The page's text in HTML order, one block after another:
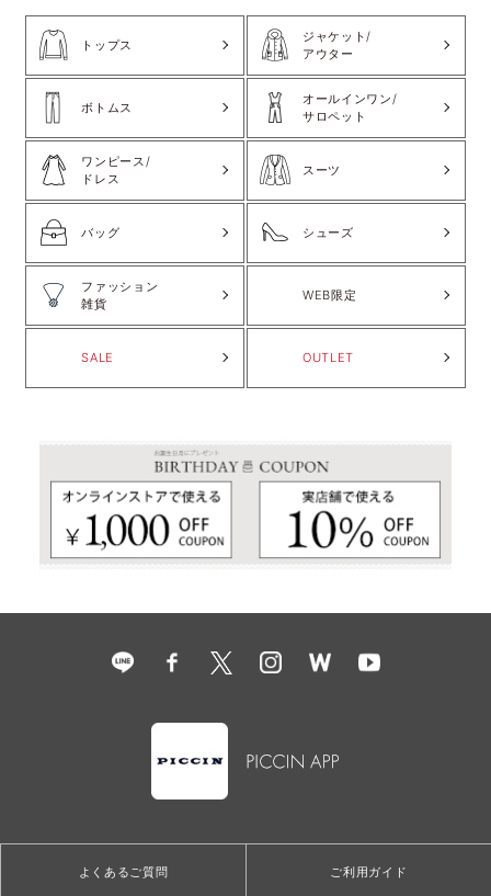
トップス
ジャケット/
アウター
ボトムス
オールインワン/
サロペット
ワンピース/
ドレス
スーツ
バッグ シューズ
ファッション
雑貨
WEB限定
SALE OUTLET
よくあるご質問 ご利用ガイド